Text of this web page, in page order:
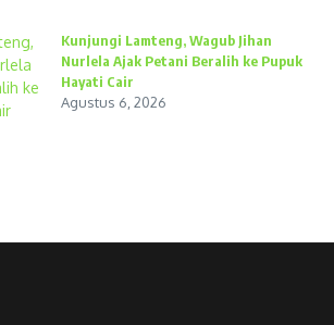
Kunjungi Lamteng, Wagub Jihan
Nurlela Ajak Petani Beralih ke Pupuk
Hayati Cair
Agustus 6, 2026